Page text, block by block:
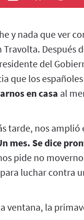
y nada que ver
Después
del
que los españoles
en casa al
tarde, nos amplió
mes. Se dice
pide no
luchar contra
ventana, la